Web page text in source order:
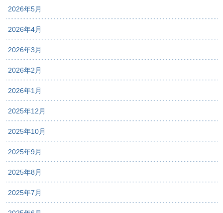
2026年5月
2026年4月
2026年3月
2026年2月
2026年1月
2025年12月
2025年10月
2025年9月
2025年8月
2025年7月